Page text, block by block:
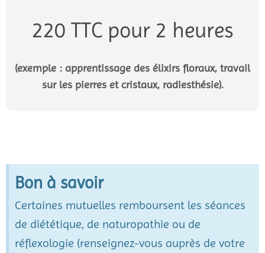
220 TTC pour 2 heures
(exemple : apprentissage des élixirs floraux, travail
sur les pierres et cristaux, radiesthésie).
Bon à savoir
Certaines mutuelles remboursent les séances
de diététique, de naturopathie ou de
réflexologie (renseignez-vous auprès de votre